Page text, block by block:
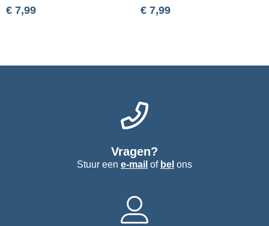
€ 7,99
€ 7,99
Vragen?
Stuur een e-mail of bel ons